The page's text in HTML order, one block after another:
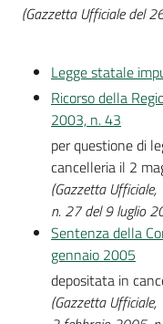
(Gazzetta Ufficiale del
Legge statale
Ricorso della
2003, n. 43
per questione di
cancelleria il 2
(Gazzetta
n. 27 del 9 luglio
Sentenza della
gennaio 2005
depositata in
(Gazzetta